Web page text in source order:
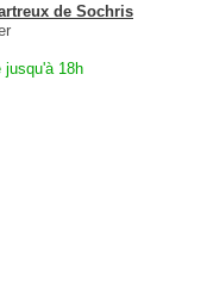
de Sochris
jusqu'à 18h